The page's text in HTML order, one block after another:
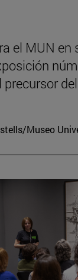
el MUN en
Museo